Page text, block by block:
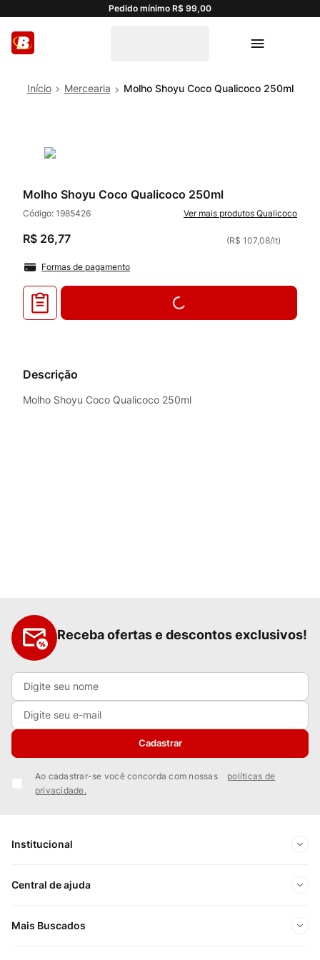
Pedido mínimo R$ 99,00
Mercearia Molho Shoyu Coco Qualicoco 250ml
Molho Shoyu Coco Qualicoco 250ml
Código: 1985426 Qualicoco
R$ 26,77 (R$ 107,08/lt)
Formas de pagamento
Descrição
Molho Shoyu Coco Qualicoco 250ml
Receba ofertas e descontos exclusivos!
Cadastrar
Ao cadastrar-se você concorda com nossas
políticas de
privacidade.
Institucional
Sobre Nós
Central de ajuda
Minha conta
Mais Buscados